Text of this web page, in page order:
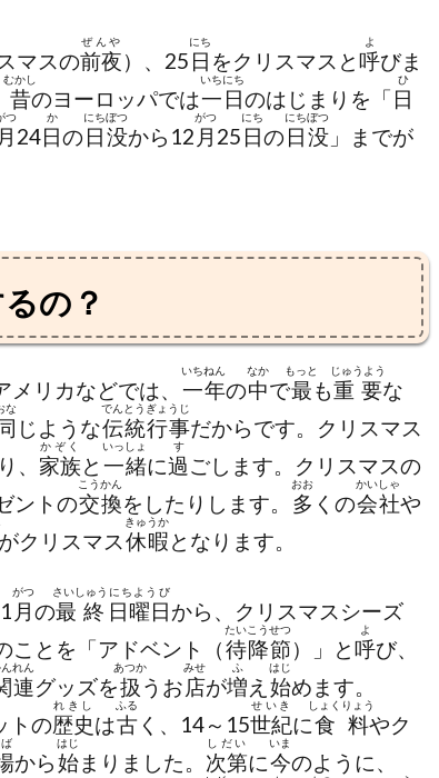
マスの前夜
ぜんや
）、25 日
にち
をクリスマスと呼
よ
びま
昔
むかし
のヨーロッパでは一日
いちにち
のはじまりを「 日
ひ
つ
24日
か
の日没
にちぼつ
から12 月
がつ
25 日
にち
の日没
にちぼつ
」までが
の？
リカなどでは、 一
いち
年
ねん
の中
なか
で最
もっと
も重要
じゅうよう
な
な
じような伝統
でんとう
行事
ぎょうじ
だからです。クリスマス
、 家族
かぞく
と 一緒
いっしょ
に過
す
ごします。クリスマスの
ントの交換
こうかん
をしたりします。 多
おお
くの会社
かいしゃ
や
クリスマス休暇
きゅうか
となります。
月
がつ
の最終
さいしゅう
日曜日
にちようび
から、クリスマスシーズ
ことを「アドベント（待降節
たいこうせつ
）」と呼
よ
び、
連
れん
グッズを扱
あつか
うお店
みせ
が増
ふ
え 始
はじ
めます。
トの歴史
れきし
は古
ふる
く、14～15世紀
せいき
に食料
しょくりょう
やク
から始
はじ
まりました。 次第
しだい
に今
いま
のように、